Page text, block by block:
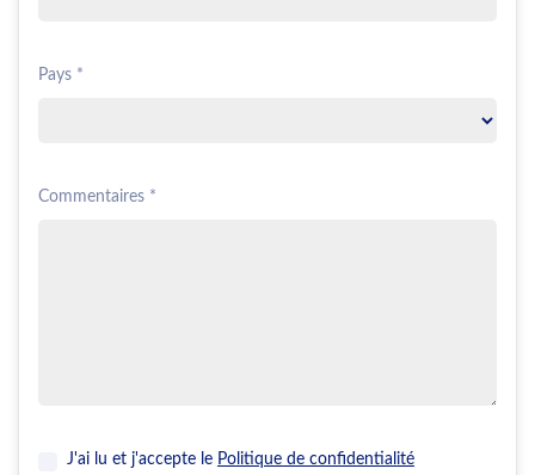
Pays *
Commentaires *
J'ai lu et j'accepte le Politique de confidentialité